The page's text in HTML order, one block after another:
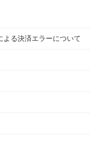
よる決済エラーについて